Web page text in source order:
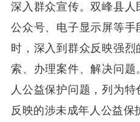
深入群众宣传。双峰县
公众号、电子显示屏等手
时，深入到群众反映强
索、办理案件、解决问
人公益保护问题，列为
反映的涉未成年人公益保